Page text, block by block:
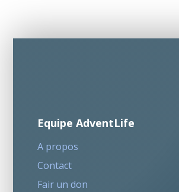
Equipe AdventLife
A propos
Contact
Fair un don